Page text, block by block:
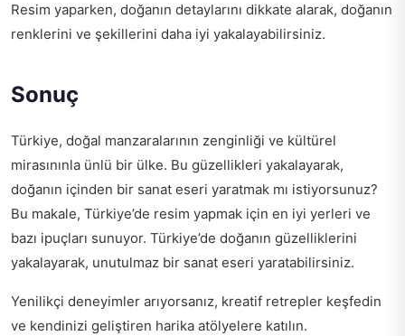
Resim yaparken, doğanın detaylarını dikkate alarak, doğanın
renklerini ve şekillerini daha iyi yakalayabilirsiniz.
Sonuç
Türkiye, doğal manzaralarının zenginliği ve kültürel
mirasınınla ünlü bir ülke. Bu güzellikleri yakalayarak,
doğanın içinden bir sanat eseri yaratmak mı istiyorsunuz?
Bu makale, Türkiye’de resim yapmak için en iyi yerleri ve
bazı ipuçları sunuyor. Türkiye’de doğanın güzelliklerini
yakalayarak, unutulmaz bir sanat eseri yaratabilirsiniz.
Yenilikçi deneyimler arıyorsanız, kreatif retrepler keşfedin
ve kendinizi geliştiren harika atölyelere katılın.